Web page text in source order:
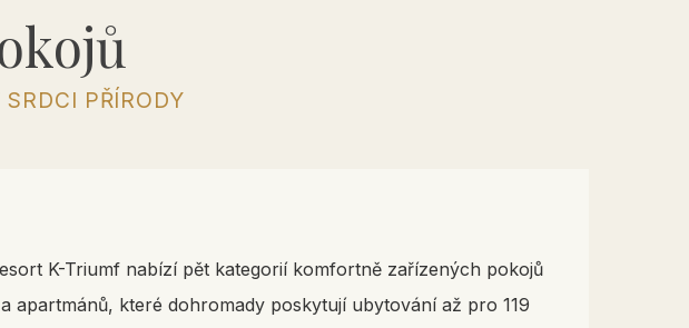
PŘÍRODY
K-Triumf nabízí pět kategorií komfortně zařízených pokojů
a apartmánů, které dohromady poskytují ubytování až pro 119